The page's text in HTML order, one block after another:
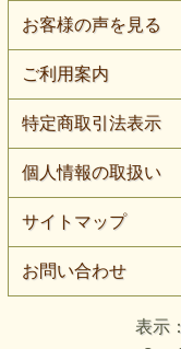
【よくある質問】
Q. 家庭用ミシンでも
A. はい、縫製可能で
うと安定しやすいです
Q. 透け感はあります
Q. どんな使い方に向
A. トップス、重ね着
したシンプルな構成
お客様の声を見る
ご利用案内
特定商取引法表示
個人情報の取扱い
サイトマップ
お問い合わせ
表示